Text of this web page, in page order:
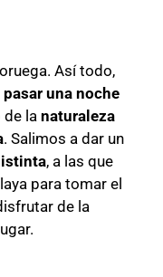
Así todo,
una noche
de la naturaleza
. Salimos a dar un
, a las que
para tomar el
de la